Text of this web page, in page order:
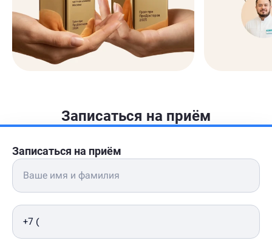
Записаться на приём
Записаться на приём